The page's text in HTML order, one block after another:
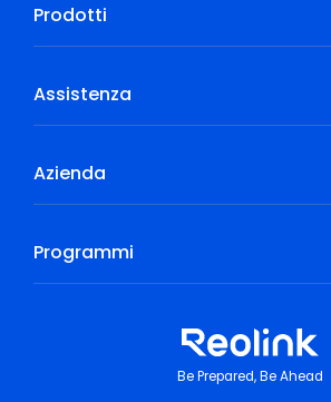
Prodotti
Assistenza
Azienda
Programmi
Be Prepared, Be Ahead